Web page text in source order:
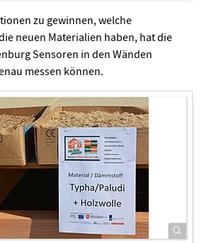
zu gewinnen, welche
neuen Materialien haben, hat die
Sensoren in den Wänden
messen können.